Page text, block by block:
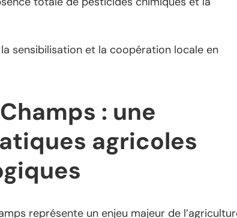
sensibilisation et la coopération locale en
: une
agricoles
représente un enjeu majeur de